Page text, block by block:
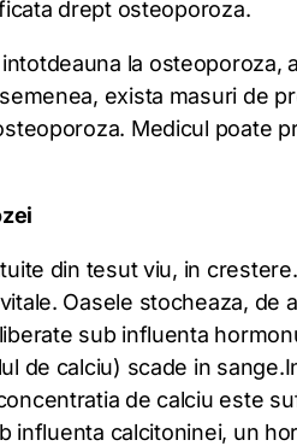
drept osteoporoza.
la osteoporoza,
exista masuri de
Medicul poate
din tesut viu, in
Oasele stocheaza, de
sub influenta
de calciu) scade in
de calciu este
influenta calcitoninei, un